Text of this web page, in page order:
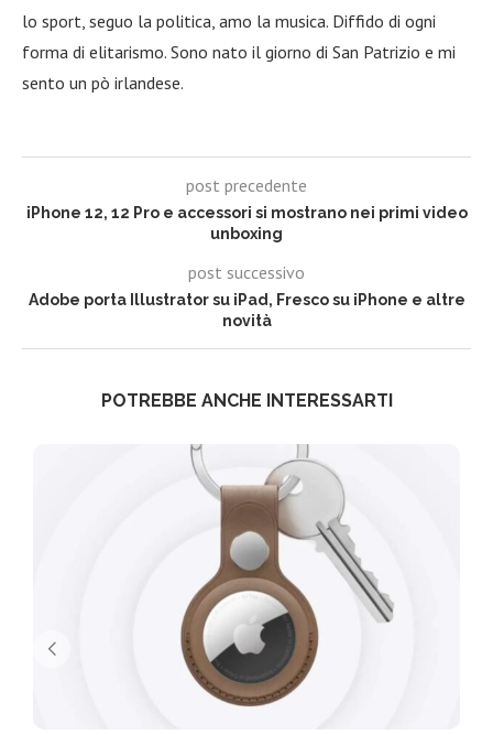
lo sport, seguo la politica, amo la musica. Diffido di ogni
forma di elitarismo. Sono nato il giorno di San Patrizio e mi
sento un pò irlandese.
post precedente
iPhone 12, 12 Pro e accessori si mostrano nei primi video
unboxing
post successivo
Adobe porta Illustrator su iPad, Fresco su iPhone e altre
novità
POTREBBE ANCHE INTERESSARTI